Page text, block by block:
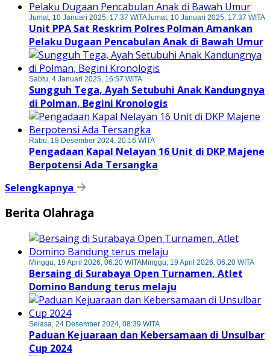
Jumat, 10 Januari 2025, 17:37 WITAJumat, 10 Januari 2025, 17:37 WITA
Unit PPA Sat Reskrim Polres Polman Amankan
Pelaku Dugaan Pencabulan Anak di Bawah Umur
Sabtu, 4 Januari 2025, 16:57 WITA
Sungguh Tega, Ayah Setubuhi Anak Kandungnya
di Polman, Begini Kronologis
Rabu, 18 Desember 2024, 20:16 WITA
Pengadaan Kapal Nelayan 16 Unit di DKP Majene
Berpotensi Ada Tersangka
Selengkapnya
Berita Olahraga
Minggu, 19 April 2026, 06:20 WITAMinggu, 19 April 2026, 06:20 WITA
Bersaing di Surabaya Open Turnamen, Atlet
Domino Bandung terus melaju
Selasa, 24 Desember 2024, 08:39 WITA
Paduan Kejuaraan dan Kebersamaan di Unsulbar
Cup 2024